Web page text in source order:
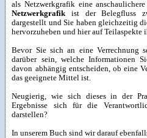
als Netzwerkgrafik eine
Netzwerkgrafikist der Belegfluss
dargestellt und Sie haben gleichzeitig
hervorzuheben und hier auf Teilaspekte
Bevor Sie sich an eine Verrechnung
darüber sein, welche Informationen
davon abhängig entscheiden, ob eine
das geeignete Mittel ist.
Neugierig, wie sich dieses in der
Ergebnisse sich für die
darstellen?
In unserem Buch sind wir darauf